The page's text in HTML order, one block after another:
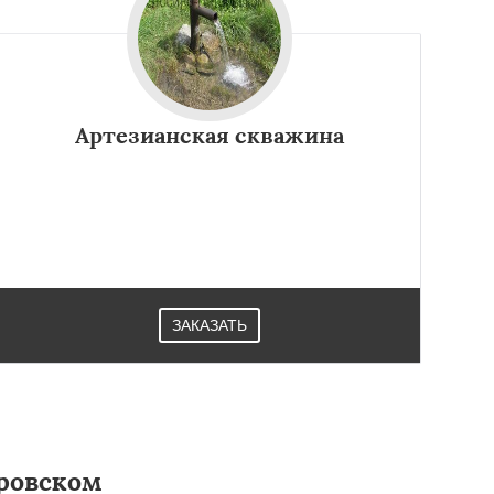
Артезианская скважина
ЗАКАЗАТЬ